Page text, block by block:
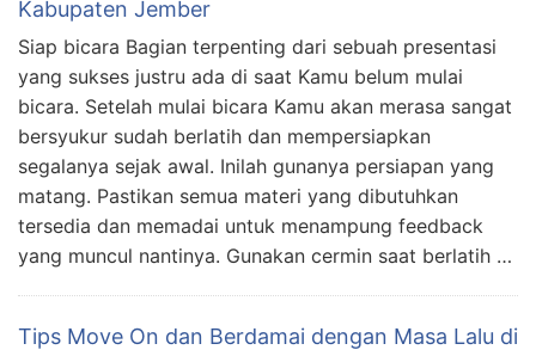
Kabupaten Jember
Siap bicara Bagian terpenting dari sebuah presentasi
yang sukses justru ada di saat Kamu belum mulai
bicara. Setelah mulai bicara Kamu akan merasa sangat
bersyukur sudah berlatih dan mempersiapkan
segalanya sejak awal. Inilah gunanya persiapan yang
matang. Pastikan semua materi yang dibutuhkan
tersedia dan memadai untuk menampung feedback
yang muncul nantinya. Gunakan cermin saat berlatih …
Tips Move On dan Berdamai dengan Masa Lalu di